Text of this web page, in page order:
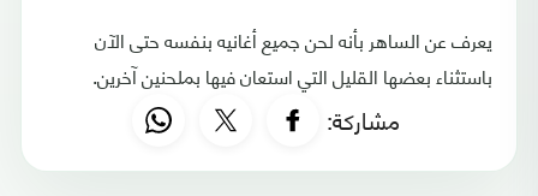
يعرف عن الساهر بأنه لحن جميع أغانيه بنفسه حتى الآن
باستثناء بعضها القليل التي استعان فيها بملحنين آخرين.
مشاركة: